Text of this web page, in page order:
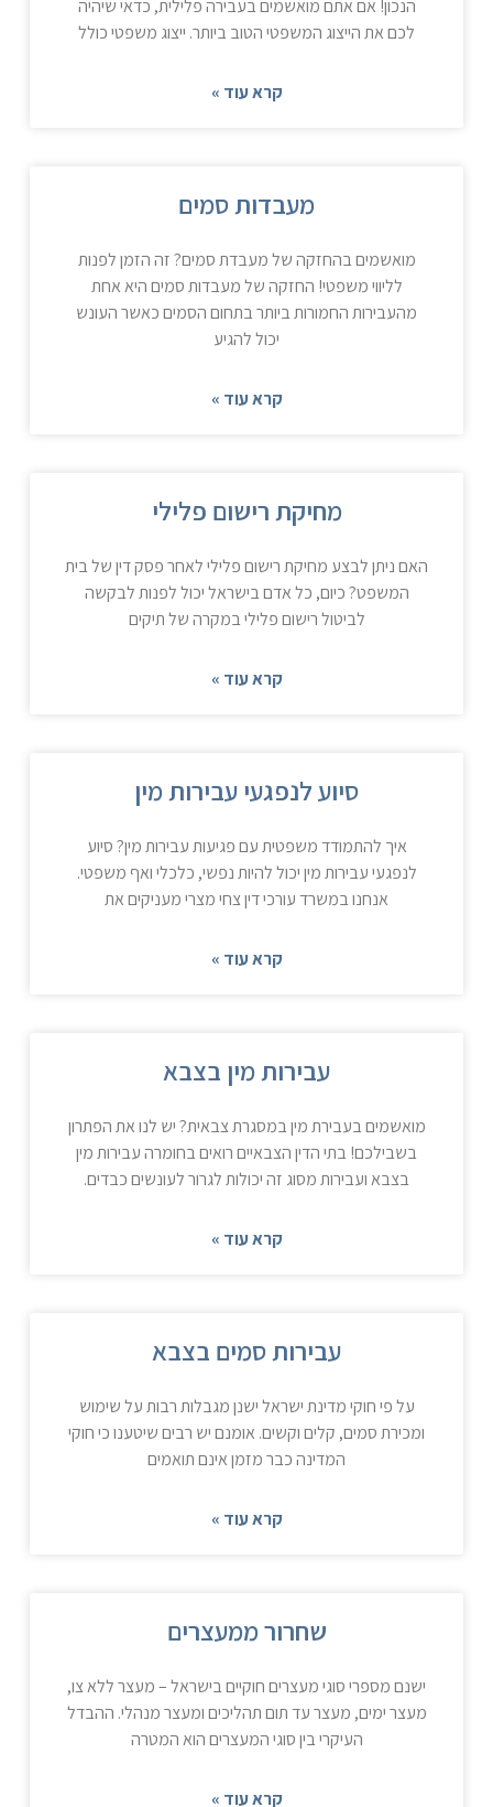
הנכון! אם אתם מואשמים בעבירה פלילית, כדאי שיהיה
לכם את הייצוג המשפטי הטוב ביותר. ייצוג משפטי כולל
קרא עוד »
מעבדות סמים
מואשמים בהחזקה של מעבדת סמים? זה הזמן לפנות
לליווי משפטי! החזקה של מעבדות סמים היא אחת
מהעבירות החמורות ביותר בתחום הסמים כאשר העונש
יכול להגיע
קרא עוד »
מחיקת רישום פלילי
האם ניתן לבצע מחיקת רישום פלילי לאחר פסק דין של בית
המשפט? כיום, כל אדם בישראל יכול לפנות לבקשה
לביטול רישום פלילי במקרה של תיקים
קרא עוד »
סיוע לנפגעי עבירות מין
איך להתמודד משפטית עם פגיעות עבירות מין? סיוע
לנפגעי עבירות מין יכול להיות נפשי, כלכלי ואף משפטי.
אנחנו במשרד עורכי דין צחי מצרי מעניקים את
קרא עוד »
עבירות מין בצבא
מואשמים בעבירת מין במסגרת צבאית? יש לנו את הפתרון
בשבילכם! בתי הדין הצבאיים רואים בחומרה עבירות מין
בצבא ועבירות מסוג זה יכולות לגרור לעונשים כבדים.
קרא עוד »
עבירות סמים בצבא
על פי חוקי מדינת ישראל ישנן מגבלות רבות על שימוש
ומכירת סמים, קלים וקשים. אומנם יש רבים שיטענו כי חוקי
המדינה כבר מזמן אינם תואמים
קרא עוד »
שחרור ממעצרים
ישנם מספרי סוגי מעצרים חוקיים בישראל – מעצר ללא צו,
מעצר ימים, מעצר עד תום תהליכים ומעצר מנהלי. ההבדל
העיקרי בין סוגי המעצרים הוא המטרה
קרא עוד »